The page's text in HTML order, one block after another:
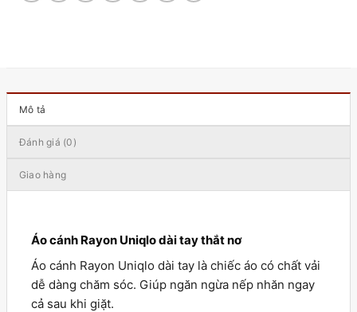
Mô tả
Đánh giá (0)
Giao hàng
Áo cánh Rayon Uniqlo dài tay thắt nơ
Áo cánh Rayon Uniqlo dài tay là chiếc áo có chất vải
dễ dàng chăm sóc. Giúp ngăn ngừa nếp nhăn ngay
cả sau khi giặt.